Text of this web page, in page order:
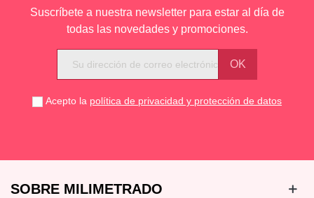
Suscríbete a nuestra newsletter para estar al día de
todas las novedades y promociones.
Acepto la política de privacidad y protección de datos
SOBRE MILIMETRADO